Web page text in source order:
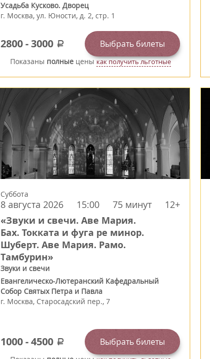
Усадьба Кусково. Дворец
г. Москва, ул. Юности, д. 2, стр. 1
2800-3000 a Выбрать билеты
Показаны полныеценыкак получить льготные
Суббота
8 августа 2026 15:00 75 минут 12+
«Звуки и свечи. Аве Мария.
Бах. Токката и фуга ре минор.
Шуберт. Аве Мария. Рамо.
Тамбурин»
Звуки и свечи
Евангелическо-Лютеранский Кафедральный
Собор Святых Петра и Павла
г. Москва, Старосадский пер., 7
1000-4500 a Выбрать билеты